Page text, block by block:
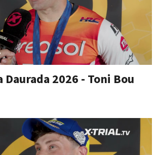
Daurada 2026 - Toni Bou